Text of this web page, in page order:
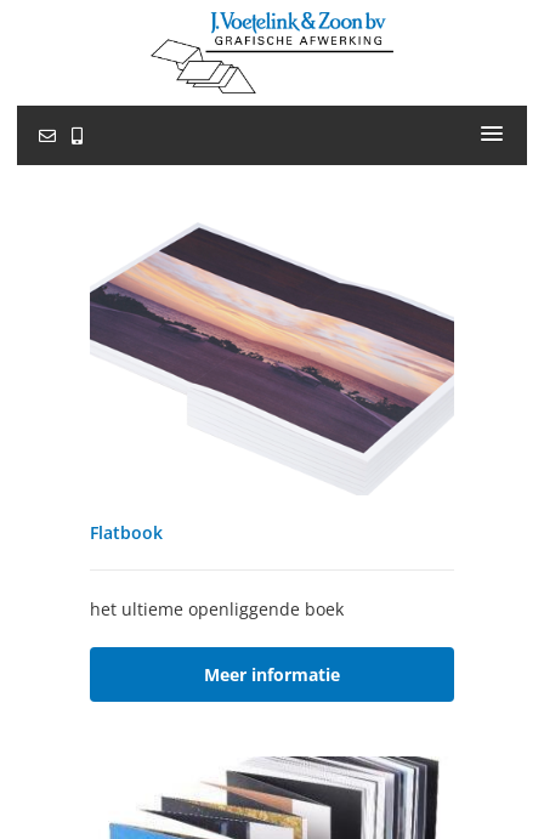
Flatbook
het ultieme openliggende boek
Meer informatie